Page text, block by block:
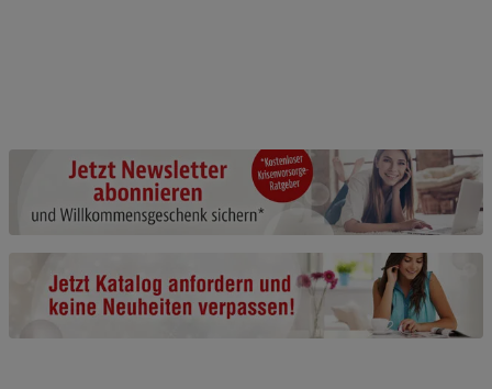
Beschreibung Notwendige Cookies
Cookie-Informationenanzeigen
Funktionale Cookies (1) Funktionale
Beschreibung Funktionale Cookies
anzeigen